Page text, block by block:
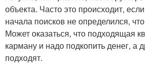
объекта. Часто это происходит,
начала поисков не определился,
Может оказаться, что подходящая
карману и надо подкопить денег, а
подходят.